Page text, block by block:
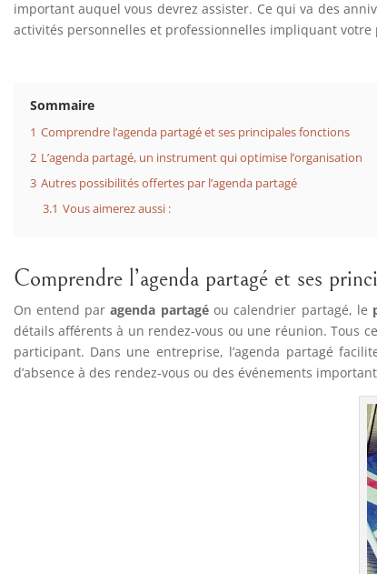
important auquel vous devrez assister. Ce qui va des
activités personnelles et professionnelles impliquant votre
Sommaire
1 Comprendre l’agenda partagé et ses principales fonctions
2 L’agenda partagé, un instrument qui optimise l’organisation
3 Autres possibilités offertes par l’agenda partagé
3.1 Vous aimerez aussi :
Comprendre l’agenda partagé et ses
On entend paragenda partagéou calendrier partagé, le
détails afférents à un rendez-vous ou une réunion. Tous
participant. Dans une entreprise, l’agenda partagé
d’absence à des rendez-vous ou des événements